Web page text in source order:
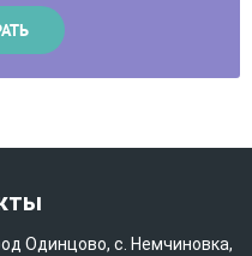
Одинцово, с. Немчиновка,